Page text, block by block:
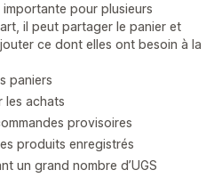
pour plusieurs
il peut partager le panier et
ce dont elles ont besoin à la
paniers
les achats
provisoires
produits enregistrés
un grand nombre d’UGS